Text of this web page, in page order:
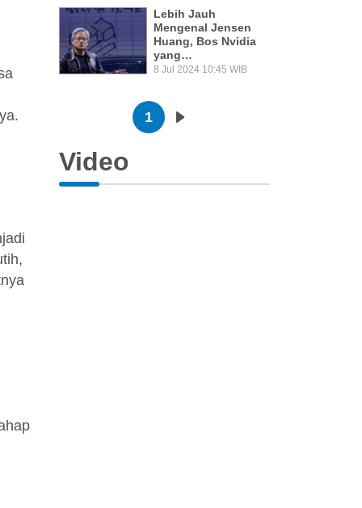
Lebih Jauh
Mengenal Jensen
Huang, Bos Nvidia
yang…
8 Jul 2024 10:45 WIB
Pagination
1 Next page
Video